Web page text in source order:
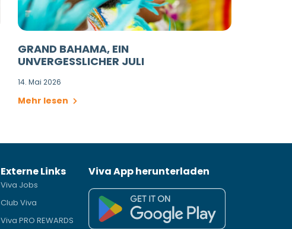
GRAND BAHAMA, EIN
UNVERGESSLICHER JULI
14. Mai 2026
Mehr lesen
Externe Links
Viva Jobs
Club Viva
Viva PRO REWARDS
Viva App herunterladen